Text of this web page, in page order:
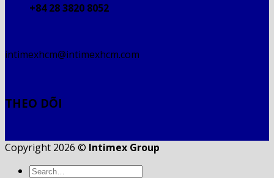
+84 28 3820 8052
intimexhcm@intimexhcm.com
THEO DÕI
Copyright 2026 © Intimex Group